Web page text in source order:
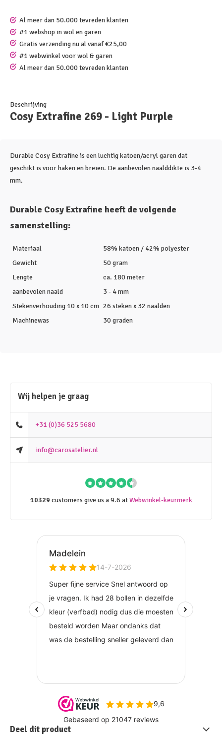
Al meer dan 50.000 tevreden klanten
#1 webshop in wol en garen
Gratis verzending nu al vanaf €25,00
#1 webwinkel voor wol & garen
Al meer dan 50.000 tevreden klanten
Beschrijving
Cosy Extrafine 269 - Light Purple
Durable Cosy Extrafine is een luchtig katoen/acryl garen dat
geschikt is voor haken en breien. De aanbevolen naalddikte is 3-4
mm.
Durable Cosy Extrafine heeft de volgende
samenstelling:
Materiaal
58% katoen / 42% polyester
Gewicht
50 gram
Lengte
ca. 180 meter
aanbevolen naald
3 - 4 mm
Stekenverhouding 10 x 10 cm 26 steken x 32 naalden
Machinewas
30 graden
Wij helpen je graag
+31 (0)36 525 5680
info@carosatelier.nl
10329 customers give us a 9.6 atWebwinkel-keurmerk
Deel dit product